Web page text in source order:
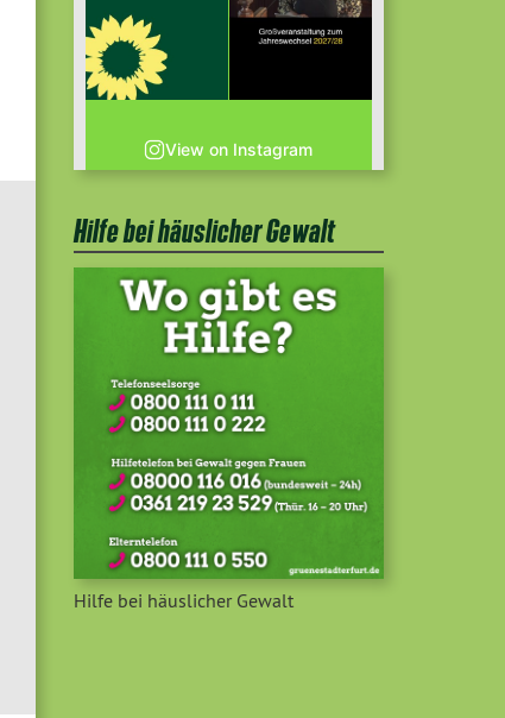
View on Instagram
Hilfe bei häuslicher Gewalt
Hilfe bei häuslicher Gewalt